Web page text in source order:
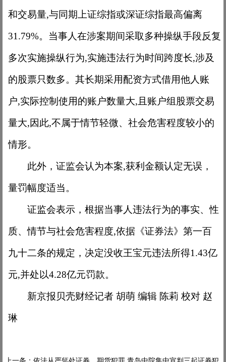
和交易量,与同期上证综指或深证综指最高偏离
31.79%。当事人在涉案期间采取多种操纵手段反复
多次实施操纵行为,实施违法行为时间跨度长,涉及
的股票只数多。其长期采用配资方式借用他人账
户,实际控制使用的账户数量大,且账户组股票交易
量大,因此,不属于情节轻微、社会危害程度较小的
情形。
此外，证监会认为本案,获利金额认定无误，
量罚幅度适当。
证监会表示，根据当事人违法行为的事实、性
质、情节与社会危害程度,依据《证券法》第一百
九十二条的规定，决定没收王宝元违法所得1.43亿
元,并处以4.28亿元罚款。
新京报贝壳财经记者 胡萌 编辑 陈莉 校对 赵
琳
上一条： 依法从严惩处证券、期货犯罪 青岛中院集中宣判三起证券犯